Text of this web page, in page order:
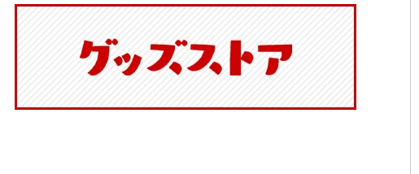
抗菌食洗機対応 ふ
わっと弁当箱 530ml
水森亜土 PF …
陶器ダイカットマグ
カップ ポムポムプ
リン CHMGD4
マスコット入りドリ
ンクボトル ハロー
キティ PSPR5MC
ふわっとフタタイト
ランチボックス角型
パペットスンスン